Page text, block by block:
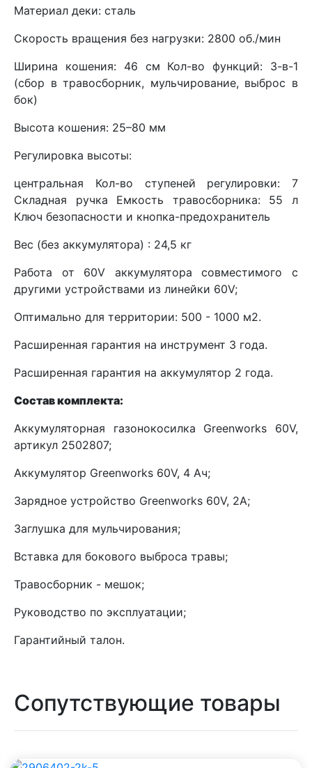
Материал деки: сталь
Скорость вращения без нагрузки: 2800 об./мин
Ширина кошения: 46 см Кол-во функций: 3-в-1
(сбор в травосборник, мульчирование, выброс в
бок)
Высота кошения: 25–80 мм
Регулировка высоты:
центральная Кол-во ступеней регулировки: 7
Складная ручка Емкость травосборника: 55 л
Ключ безопасности и кнопка-предохранитель
Вес (без аккумулятора) : 24,5 кг
Работа от 60V аккумулятора совместимого с
другими устройствами из линейки 60V;
Оптимально для территории: 500 - 1000 м2.
Расширенная гарантия на инструмент 3 года.
Расширенная гарантия на аккумулятор 2 года.
Состав комплекта:
Аккумуляторная газонокосилка Greenworks 60V,
артикул 2502807;
Аккумулятор Greenworks 60V, 4 Ач;
Зарядное устройство Greenworks 60V, 2A;
Заглушка для мульчирования;
Вставка для бокового выброса травы;
Травосборник - мешок;
Руководство по эксплуатации;
Гарантийный талон.
Сопутствующие товары